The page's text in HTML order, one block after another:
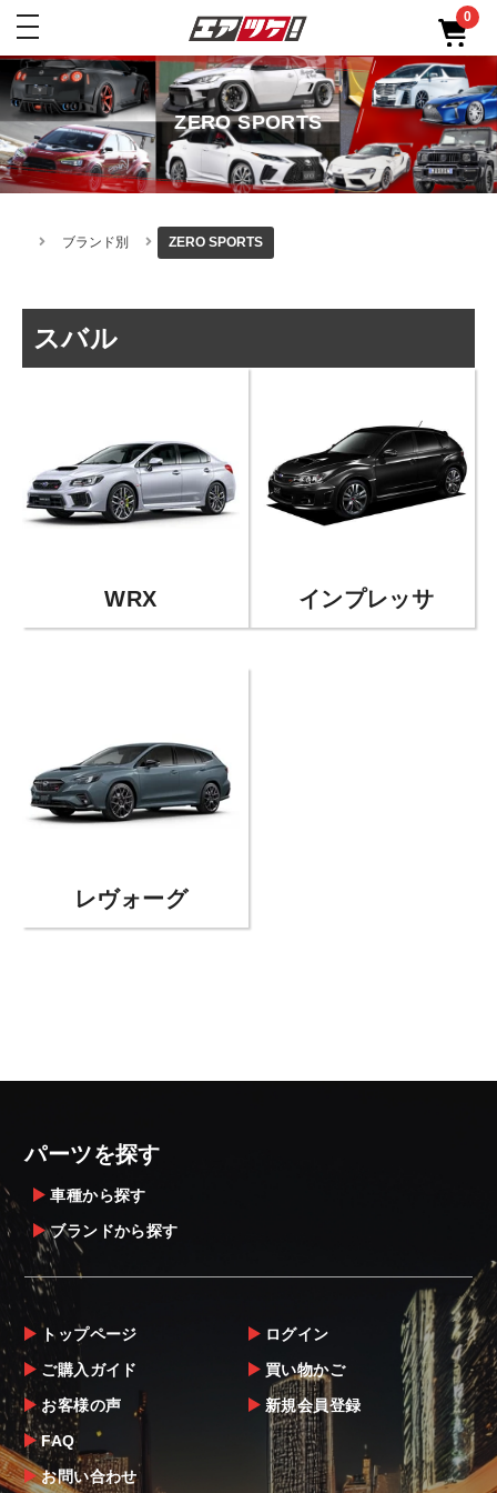
toggle
0
ZERO SPORTS
ブランド別 ZERO SPORTS
スバル
WRX インプレッサ
レヴォーグ
パーツを探す
車種から探す
ブランドから探す
トップページ
ご購入ガイド
お客様の声
FAQ
お問い合わせ
ログイン
買い物かご
新規会員登録